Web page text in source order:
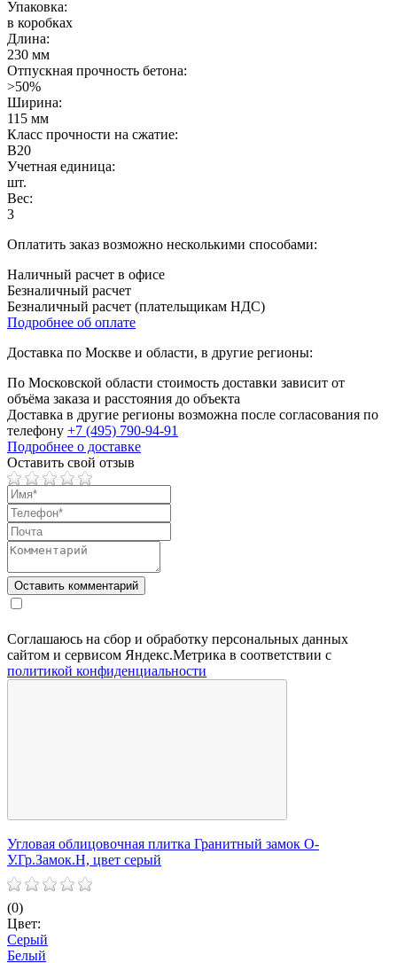
Упаковка:
в коробках
Длина:
230 мм
Отпускная прочность бетона:
>50%
Ширина:
115 мм
Класс прочности на сжатие:
B20
Учетная единица:
шт.
Вес:
3
Оплатить заказ возможно несколькими способами:
Наличный расчет в офисе
Безналичный расчет
Безналичный расчет (плательщикам НДС)
Подробнее об оплате
Доставка по Москве и области, в другие регионы:
По Московской области стоимость доставки зависит от
объёма заказа и расстояния до объекта
Доставка в другие регионы возможна после согласования по
телефону +7 (495) 790-94-91
Подробнее о доставке
Оставить свой отзыв
Соглашаюсь на сбор и обработку персональных данных
сайтом и сервисом Яндекс.Метрика в соответствии с
политикой конфиденциальности
Угловая облицовочная плитка Гранитный замок О-
У.Гр.Замок.Н, цвет серый
(0)
Цвет:
Серый
Белый